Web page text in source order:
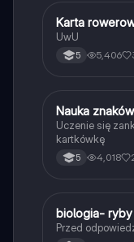
KTechnika
Karta
UwU
5 5,406
NTechnika
Nauka
Uczenie się
kartkówkę
5 4,018
BBiologia
biologia-
Przed